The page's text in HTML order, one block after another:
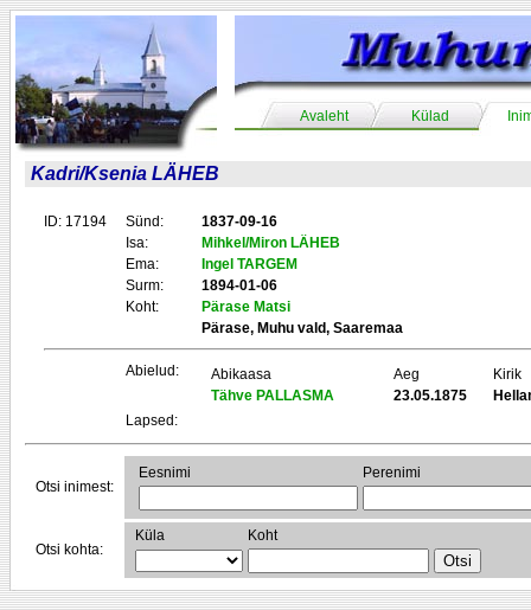
Avaleht Külad
Kadri/Ksenia LÄHEB
ID: 17194 Sünd:
1837-09-16
Isa:
Mihkel/Miron LÄHEB
Ema:
Ingel TARGEM
Surm:
1894-01-06
Koht:
Pärase Matsi
Pärase, Muhu vald, Saaremaa
Abielud: Abikaasa Aeg
Kirik
Tähve PALLASMA
23.05.1875
Lapsed:
Otsi inimest:
Eesnimi Perenimi
Otsi kohta:
Küla Koht